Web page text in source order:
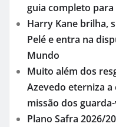
guia completo
Harry Kane brilha,
Pelé e entra na
Mundo
Muito além dos
Azevedo eterniza a
missão dos
Plano Safra 2026/